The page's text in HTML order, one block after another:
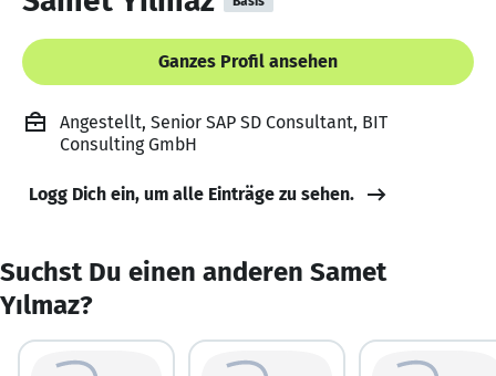
Ganzes Profil ansehen
Angestellt, Senior SAP SD Consultant, BIT
Consulting GmbH
Logg Dich ein, um alle Einträge zu sehen.
Suchst Du einen anderen Samet
Yılmaz?